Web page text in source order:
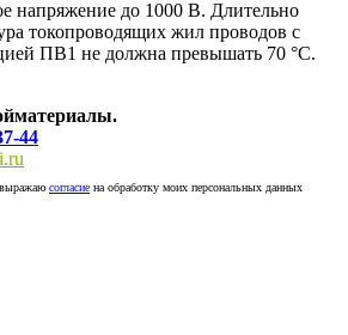
напряжение до 1000 В. Длительно
токопроводящих жил проводов с
ПВ1 не должна превышать 70 °С.
44
выражаю согласие на обработку моих персональных данных